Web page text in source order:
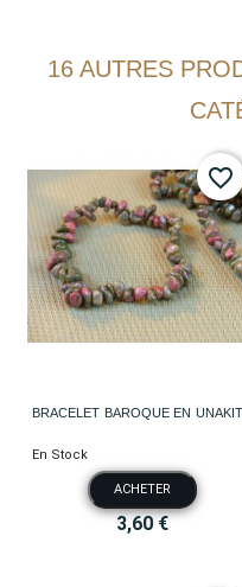
16 AUTRES
BRACELET BAROQUE EN
En Stock
ACHETER
3,60 €
favorite_border